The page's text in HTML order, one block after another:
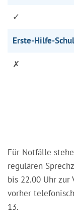
✓
Erste-Hilfe-
✗
Für Notfälle
regulären
bis 22.00 Uhr zur
vorher
13.